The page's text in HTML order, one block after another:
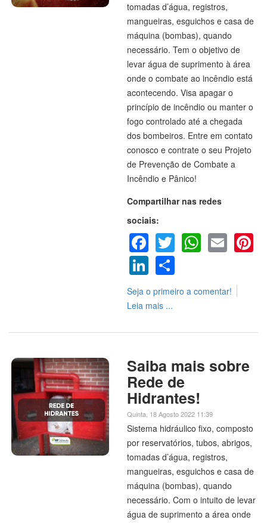
tomadas d’água, registros,
mangueiras, esguichos e casa de
máquina (bombas), quando
necessário. Tem o objetivo de
levar água de suprimento à área
onde o combate ao incêndio está
acontecendo. Visa apagar o
princípio de incêndio ou manter o
fogo controlado até a chegada
dos bombeiros. Entre em contato
conosco e contrate o seu Projeto
de Prevenção de Combate a
Incêndio e Pânico!
Compartilhar nas redes
sociais:
Facebook
Twitter
LinkedIn
Share
Seja o primeiro a comentar!
Leia mais ...
Saiba mais sobre
Rede de
Hidrantes!
Quinta, 18 Agosto 2022 11:39
Sistema hidráulico fixo, composto
por reservatórios, tubos, abrigos,
tomadas d’água, registros,
mangueiras, esguichos e casa de
máquina (bombas), quando
necessário. Com o intuito de levar
água de suprimento a área onde